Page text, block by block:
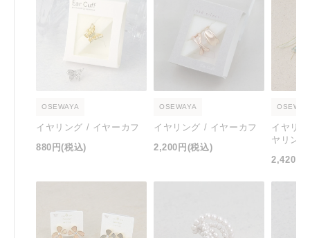
OSEWAYA
イヤリング / イヤーカフ
880円(税込)
OSEWAYA
イヤリング / イヤーカフ
2,200円 (税込)
イヤリ
ヤリング
2,420円